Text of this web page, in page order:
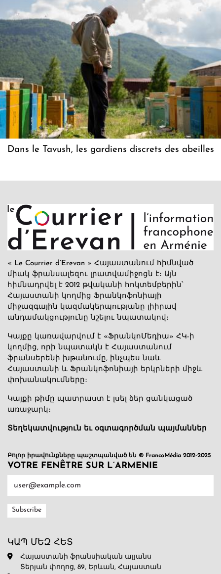
Dans le Tavush, les gardiens discrets des abeilles
« Le Courrier d’Erevan » Հայաստանում հիմնված
միակ ֆրանսալեզու լրատվամիջոցն է։ Այն
հիմնադրվել է 2012 թվականի հոկտեմբերին՝
Հայաստանի կողմից Ֆրանկոֆոնիայի
միջազգային կազմակերպությանը լիիրավ
անդամակցությունը նշելու նպատակով։
Կայքը կառավարվում է «ՖրանկոՄեդիա» ՀԿ-ի
կողմից, որի նպատակն է Հայաստանում
ֆրանսերենի խթանումը, ինչպես նաև
Հայաստանի և Ֆրանկոֆոնիայի երկրների միջև
փոխանակումները։
Կայքի թիմը պատրաստ է լսել ձեր ցանկացած
առաջարկ։
Տեղեկատվություն եւ օգտագործման պայմաններ
Բոլոր իրավունքները պաշտպանված են © FrancoMédia 2012-2025
VOTRE FENÊTRE SUR L’ARMENIE
ԿԱՊ ՄԵԶ ՀԵՏ
Հայաստանի ֆրանսիական ալյանս
Տերյան փողոց, 89, Երևան, Հայաստան